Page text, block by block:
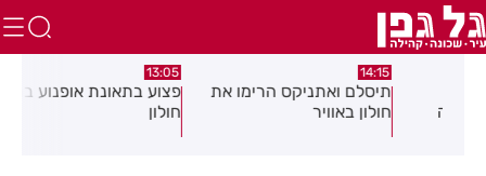
תיסלם ואתניקס הרימו את
חולון באוויר
פצוע בתאונת אופנוע במרכז